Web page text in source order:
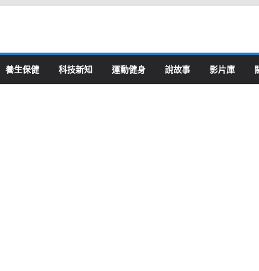
養生保健 科技新知 運動健身 說故事 影片庫